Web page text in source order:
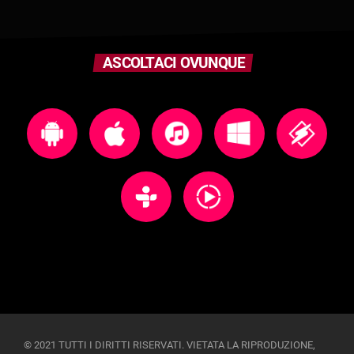
ASCOLTACI OVUNQUE
© 2021 TUTTI I DIRITTI RISERVATI. VIETATA LA RIPRODUZIONE,